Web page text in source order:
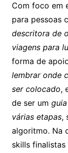
Com foco em
para pessoas
descritora de
viagens para
forma de
lembrar onde
ser colocado,
de ser um
várias etapas,
algoritmo. Na
skills finalistas